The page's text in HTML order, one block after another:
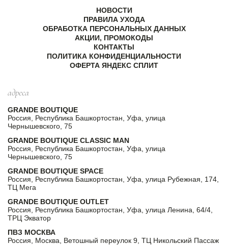
НОВОСТИ
ПРАВИЛА УХОДА
ОБРАБОТКА ПЕРСОНАЛЬНЫХ ДАННЫХ
АКЦИИ, ПРОМОКОДЫ
КОНТАКТЫ
ПОЛИТИКА КОНФИДЕНЦИАЛЬНОСТИ
ОФЕРТА ЯНДЕКС СПЛИТ
адреса
GRANDE BOUTIQUE
Россия, Республика Башкортостан, Уфа, улица
Чернышевского, 75
GRANDE BOUTIQUE CLASSIC MAN
Россия, Республика Башкортостан, Уфа, улица
Чернышевского, 75
GRANDE BOUTIQUE SPACE
Россия, Республика Башкортостан, Уфа, улица Рубежная, 174,
ТЦ Мега
GRANDE BOUTIQUE OUTLET
Россия, Республика Башкортостан, Уфа, улица Ленина, 64/4,
ТРЦ Экватор
ПВЗ МОСКВА
Россия, Москва, Ветошный переулок 9, ТЦ Никольский Пассаж